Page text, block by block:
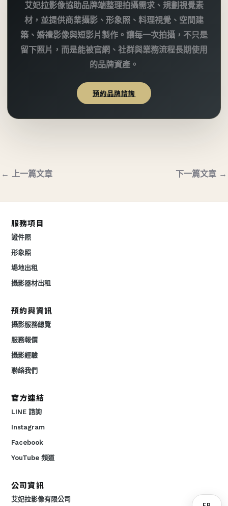
艾妃拉影像協助品牌端整理拍攝需求、規劃視覺素
材，並提供商業攝影、形象照、料理視覺、空間建
築、婚禮影像與短影片製作。讓每一次拍攝，不只是
留下照片，而是能被官網、社群與業務流程長期使用
的品牌資產。
預約品牌諮詢
← 上一篇文章 下一篇文章 →
服務項目
證件照
形象照
場地出租
攝影器材出租
預約與資訊
攝影服務總覽
服務報價
攝影經驗
聯絡我們
官方連結
LINE 諮詢
Instagram
Facebook
YouTube 頻道
公司資訊
艾妃拉影像有限公司